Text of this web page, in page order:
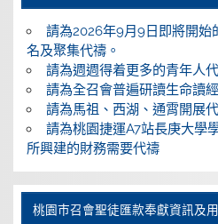
請為2026年9月9日即將開始
名及聚集代禱。
請為週週得着更多的青年人代
請為全召會普遍研讀生命讀
請為馬祖、西湖、通霄開展代
請為桃園捷運A7站長庚大學
所興建的財務需要代禱
桃園巿召會聖徒匯款奉獻資訊及